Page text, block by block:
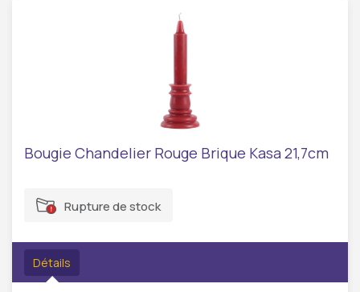
Bougie Chandelier Rouge Brique Kasa 21,7cm
Rupture de stock
Détails